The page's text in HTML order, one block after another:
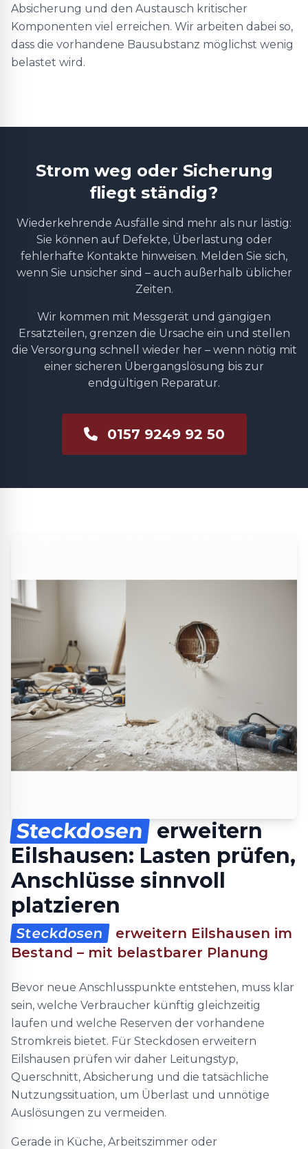
Absicherung und den Austausch kritischer
Komponenten viel erreichen. Wir arbeiten dabei so,
dass die vorhandene Bausubstanz möglichst wenig
belastet wird.
Strom weg oder Sicherung
fliegt ständig?
Wiederkehrende Ausfälle sind mehr als nur lästig:
Sie können auf Defekte, Überlastung oder
fehlerhafte Kontakte hinweisen. Melden Sie sich,
wenn Sie unsicher sind – auch außerhalb üblicher
Zeiten.
Wir kommen mit Messgerät und gängigen
Ersatzteilen, grenzen die Ursache ein und stellen
die Versorgung schnell wieder her – wenn nötig mit
einer sicheren Übergangslösung bis zur
endgültigen Reparatur.
0157 9249 92 50
Steckdosen
erweitern
Eilshausen: Lasten prüfen,
Anschlüsse sinnvoll
platzieren
Steckdosen
erweitern Eilshausen im
Bestand – mit belastbarer Planung
Bevor neue Anschlusspunkte entstehen, muss klar
sein, welche Verbraucher künftig gleichzeitig
laufen und welche Reserven der vorhandene
Stromkreis bietet. Für Steckdosen erweitern
Eilshausen prüfen wir daher Leitungstyp,
Querschnitt, Absicherung und die tatsächliche
Nutzungssituation, um Überlast und unnötige
Auslösungen zu vermeiden.
Gerade in Küche, Arbeitszimmer oder